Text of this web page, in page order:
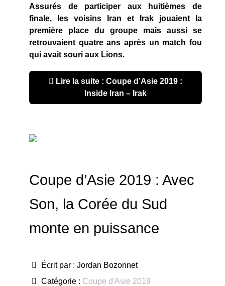
Assurés de participer aux huitièmes de
finale, les voisins Iran et Irak jouaient la
première place du groupe mais aussi se
retrouvaient quatre ans après un match fou
qui avait souri aux Lions.
Lire la suite : Coupe d’Asie 2019 :
Inside Iran – Irak
Coupe d’Asie 2019 : Avec
Son, la Corée du Sud
monte en puissance
Écrit par : Jordan Bozonnet
Catégorie : Coupe d'Asie 2019